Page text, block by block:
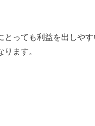
っても利益を出しや
ます。